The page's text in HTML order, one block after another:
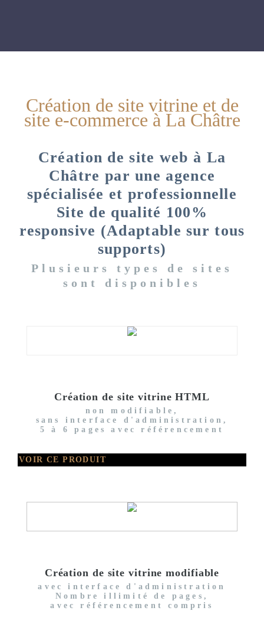
Création de site vitrine et de
site e-commerce à La Châtre
Création de site web à La
Châtre par une agence
spécialisée et professionnelle
Site de qualité 100%
responsive (Adaptable sur tous
supports)
Plusieurs types de sites
sont disponibles
Création de site vitrine HTML
non modifiable,
sans interface d'administration,
5 à 6 pages avec référencement
VOIR CE PRODUIT
Création de site vitrine modifiable
avec interface d'administration
Nombre illimité de pages,
avec référencement compris